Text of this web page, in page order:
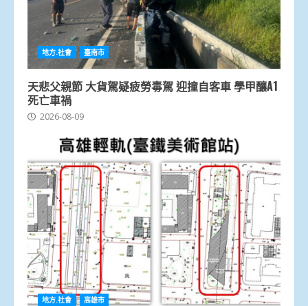
地方.社會 臺南市
天悲父親節 大貨駕疑疲勞毒駕 迎撞自客車 學甲釀A1
死亡車禍
2026-08-09
地方.社會 高雄市